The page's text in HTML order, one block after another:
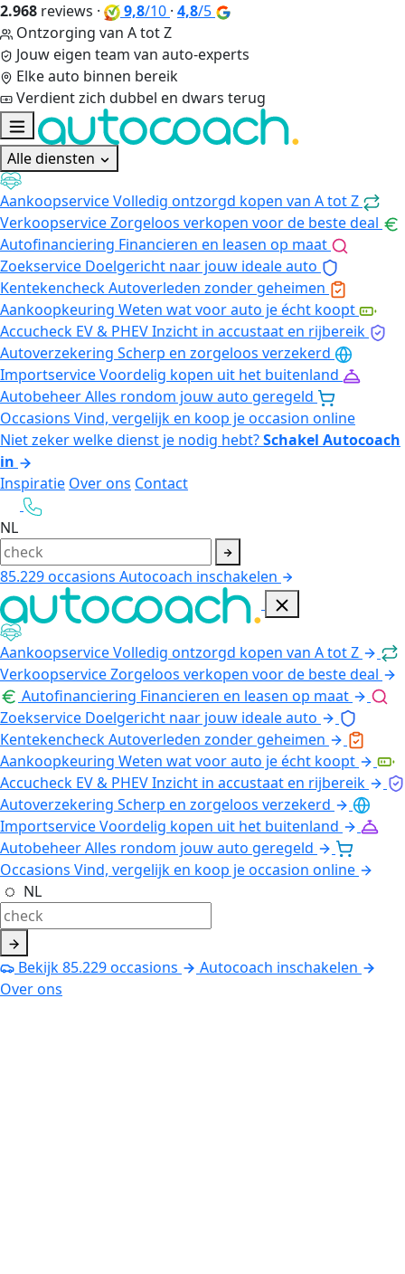
2.968 reviews · 9,8/10 · 4,8/5
Ontzorging van A tot Z
Jouw eigen team van auto-experts
Elke auto binnen bereik
Verdient zich dubbel en dwars terug
Alle diensten
AankoopserviceVolledig ontzorgd kopen van A tot Z
VerkoopserviceZorgeloos verkopen voor de beste deal
Autofinanciering Financieren en leasen op maat
Zoekservice Doelgericht naar jouw ideale auto
KentekencheckAutoverleden zonder geheimen
Aankoopkeuring Weten wat voor auto je écht koopt
Accucheck EV & PHEVInzicht in accustaat en rijbereik
Autoverzekering Scherp en zorgeloos verzekerd
ImportserviceVoordelig kopen uit het buitenland
AutobeheerAlles rondom jouw auto geregeld
Occasions Vind, vergelijk en koop je occasion online
Niet zeker welke dienst je nodig hebt?Schakel Autocoach
in
Inspiratie Over ons Contact
NL
85.229occasions Autocoach inschakelen
AankoopserviceVolledig ontzorgd kopen van A tot Z
VerkoopserviceZorgeloos verkopen voor de beste deal
Autofinanciering Financieren en leasen op maat
Zoekservice Doelgericht naar jouw ideale auto
KentekencheckAutoverleden zonder geheimen
Aankoopkeuring Weten wat voor auto je écht koopt
Accucheck EV & PHEVInzicht in accustaat en rijbereik
Autoverzekering Scherp en zorgeloos verzekerd
ImportserviceVoordelig kopen uit het buitenland
AutobeheerAlles rondom jouw auto geregeld
Occasions Vind, vergelijk en koop je occasion online
NL
Bekijk85.229occasions
Autocoach inschakelen
Over ons